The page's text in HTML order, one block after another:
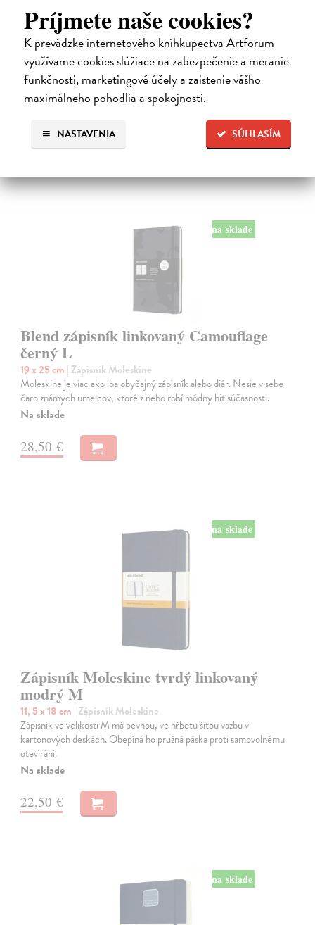
Príjmete naše cookies?
K prevádzke internetového kníhkupectva Artforum
využívame cookies slúžiace na zabezpečenie a meranie
funkčnosti, marketingové účely a zaistenie vášho
maximálneho pohodlia a spokojnosti.
SÚHLASÍM
NASTAVENIA
Zápisník s mäkkou, v chrbte šitou väzbou v kartónových doskách,
obopnutý pružnou páskou proti samovoľnému otváraniu. Zápisník je
vybavený vreckom na vizitky a drobnosti, ktoré je vyrobené z tkaniny
a kartónu,…
Na sklade
22,50 €
na sklade
Blend zápisník linkovaný Camouflage
černý L
19 x 25 cm | Zápisník Moleskine
Moleskine je viac ako iba obyčajný zápisník alebo diár. Nesie v sebe
čaro známych umelcov, ktoré z neho robí módny hit súčasnosti.
Na sklade
28,50 €
na sklade
Zápisník Moleskine tvrdý linkovaný
modrý M
11, 5 x 18 cm | Zápisník Moleskine
Zápisník ve velikosti M má pevnou, ve hřbetu šitou vazbu v
kartonových deskách. Obepíná ho pružná páska proti samovolnému
otevírání.
Na sklade
22,50 €
na sklade